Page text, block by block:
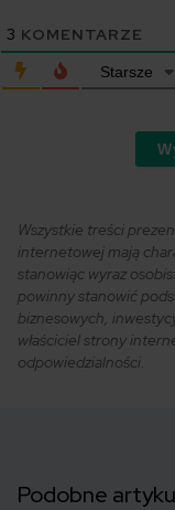
3 KOMENTARZE
Starsze
Wszystkie treści
internetowej mają
stanowiąc wyraz
powinny stanowić
biznesowych,
właściciel strony
odpowiedzialności.
Podobne